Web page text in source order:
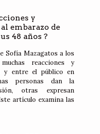
y
embarazo de
48 años ?
Sofía Mazagatos a los
reacciones y
y entre el público en
personas dan la
otras expresan
artículo examina las